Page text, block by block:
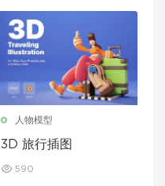
人物模型
3D 旅行插图
590